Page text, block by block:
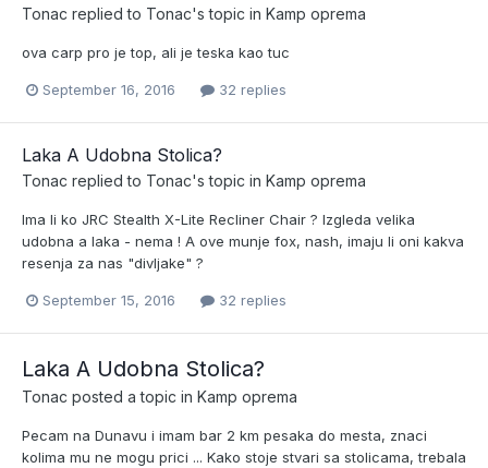
Tonac replied to Tonac's topic in Kamp oprema
ova carp pro je top, ali je teska kao tuc
September 16, 2016 32 replies
Laka A Udobna Stolica?
Tonac replied to Tonac's topic in Kamp oprema
Ima li ko JRC Stealth X-Lite Recliner Chair ? Izgleda velika
udobna a laka - nema ! A ove munje fox, nash, imaju li oni kakva
resenja za nas "divljake" ?
September 15, 2016 32 replies
Laka A Udobna Stolica?
Tonac posted a topic in Kamp oprema
Pecam na Dunavu i imam bar 2 km pesaka do mesta, znaci
kolima mu ne mogu prici ... Kako stoje stvari sa stolicama, trebala